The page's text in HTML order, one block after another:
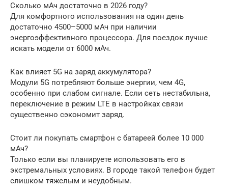
Сколько мАч достаточно в 2026 году?
Для комфортного использования на один день
достаточно 4500–5000 мАч при наличии
энергоэффективного процессора. Для поездок лучше
искать модели от 6000 мАч.
Как влияет 5G на заряд аккумулятора?
Модули 5G потребляют больше энергии, чем 4G,
особенно при слабом сигнале. Если сеть нестабильна,
переключение в режим LTE в настройках связи
существенно сэкономит заряд.
Стоит ли покупать смартфон с батареей более 10 000
мАч?
Только если вы планируете использовать его в
экстремальных условиях. В городе такой телефон будет
слишком тяжелым и неудобным.